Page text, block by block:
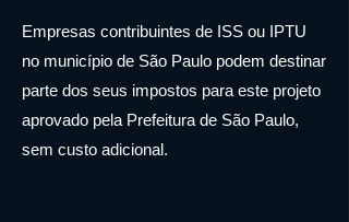
Empresas contribuintes de ISS ou IPTU
no município de São Paulo podem destinar
parte dos seus impostos para este projeto
aprovado pela Prefeitura de São Paulo,
sem custo adicional.